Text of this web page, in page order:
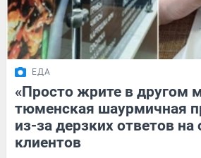
ЕДА
«Просто жрите в другом
тюменская шаурмичная
из-за дерзких ответов
клиентов